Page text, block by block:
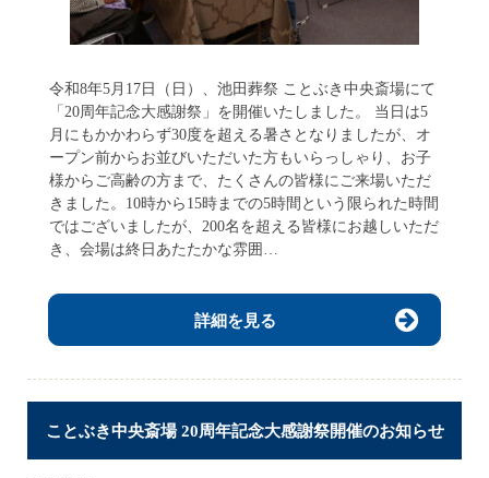
令和8年5月17日（日）、池田葬祭 ことぶき中央斎場にて
「20周年記念大感謝祭」を開催いたしました。 当日は5
月にもかかわらず30度を超える暑さとなりましたが、オ
ープン前からお並びいただいた方もいらっしゃり、お子
様からご高齢の方まで、たくさんの皆様にご来場いただ
きました。10時から15時までの5時間という限られた時間
ではございましたが、200名を超える皆様にお越しいただ
き、会場は終日あたたかな雰囲…
詳細を見る
ことぶき中央斎場 20周年記念大感謝祭開催のお知らせ